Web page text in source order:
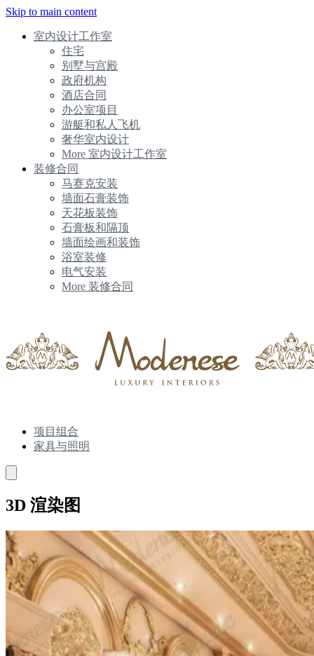
Skip to main content
室内设计工作室
住宅
别墅与宫殿
政府机构
酒店合同
办公室项目
游艇和私人飞机
奢华室内设计
More 室内设计工作室
装修合同
马赛克安装
墙面石膏装饰
天花板装饰
石膏板和隔顶
墙面绘画和装饰
浴室装修
电气安装
More 装修合同
项目组合
家具与照明
3D 渲染图